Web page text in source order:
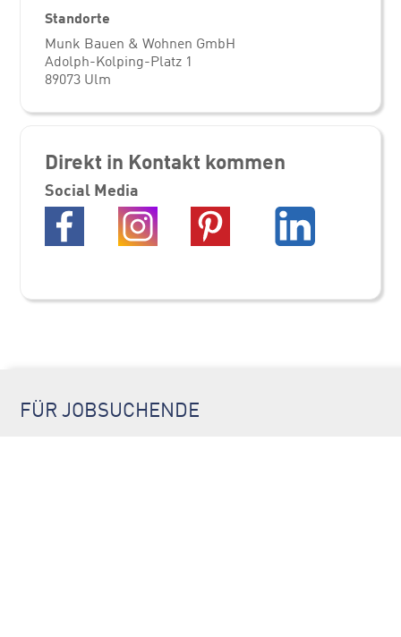
Standorte
Munk Bauen & Wohnen GmbH
Adolph-Kolping-Platz 1
89073 Ulm
Direkt in Kontakt kommen
Social Media
FÜR JOBSUCHENDE